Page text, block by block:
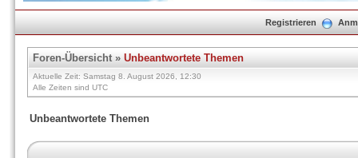
Registrieren
Foren-Übersicht» Unbeantwortete Themen
Aktuelle Zeit: Samstag 8. August 2026, 12:30
Alle Zeiten sind UTC
Unbeantwortete Themen